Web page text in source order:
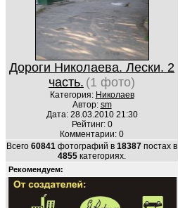
Дороги Николаева. Лески. 2
часть. (1 фото)
Категория: Николаев
Автор: sm
Дата: 28.03.2010 21:30
Рейтинг: 0
Комментарии: 0
Всего 60841 фотографий в 18387 постах в
4855 категориях.
Рекомендуем: